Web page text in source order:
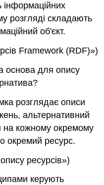
інформаційних
розгляді складають
об'єкт.
Framework (RDF)»)
основа для опису
розглядає описи
альтернативний
на кожному окремому
окремий ресурс.
ресурсів»)
керують